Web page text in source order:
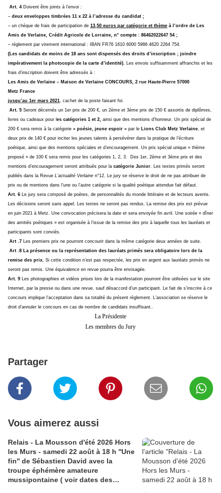
Art. 4 Doivent être joints à l’envoi :
– deux enveloppes timbrées 11 x 22 à l’adresse du candidat ;
– un chèque de frais de participation de 13,50 euros par catégorie et thème à l’ordre de Les
Amis de Verlaine, Crédit Agricole de Lorraine, n° compte : 86462022647 54 ;
– règlement par virement international : IBAN FR76 1610 6000 5986 4620 2264 754.
(Les candidats de moins de 18 ans sont dispensés des droits d’inscription ; joindre
impérativement la photocopie de la carte d’identité). Les envois suffisamment affranchis et les
frais d’inscription doivent être adressés à :
Les Amis de Verlaine – Maison de Verlaine CONCOURS, 2 rue Haute-Pierre 57000
Metz France
jusqu’au 1er mars 2021, cachet de la poste faisant foi.
Art. 5 Seront décernés un 1er prix de 200 €, un 2ème et 3ème prix de 150 € assortis de diplômes,
livres ou cadeaux pour l es catégories 1 et 2, ainsi que des mentions d’honneur. Un prix spécial de
200 € sera remis à la catégorie « poésie, jeune espoir » par le Lions Club Metz Verlaine, et
deux prix de 140 € pour inciter les jeunes talents à persévérer dans la pratique de l’écriture
poétique, ainsi que des mentions spéciales et d’encouragement. Un prix spécial unique « thème
proposé » de 100 € sera remis pour les catégories 1, 2, 3. Des 1er, 2ème et 3ème prix et des
mentions d’encouragement seront attribués pour la catégorie Junior. Les textes primés seront
publiés dans la Revue L’actualité Verlaine n°12. Le jury se réserve le droit de ne pas attribuer de
prix ou de mentions dans l’une ou l’autre catégorie si la qualité poétique attendue fait défaut.
Art. 6 Le jury sera composé de poètes, de personnalités du monde littéraire et de lecteurs avertis.
Les décisions seront sans appel. Les textes ne seront pas rendus. La remise des prix est prévue
en juin 2021 à Metz. Une convocation précisera la date et sera envoyée fin avril. Une soirée « dîner
des amitiés poétiques » est organisée à l’issue de la remise des prix à laquelle tous les lauréats et
participants sont conviés.
Art .7 Les premiers prix ne pourront concourir dans la même catégorie deux années de suite.
Art .8 La présence ou la représentation des lauréats primés sera obligatoire lors de la
remise des prix. Si cette condition n’est pas respectée, les prix en argent aux lauréats primés ne
seront pas remis. Une équivalence en revue pourra être envisagée.
Art. 9 Les photographies et vidéos prises lors de la manifestation pourront être utilisées sur le site
Internet, par la presse ou dans une revue, sauf désaccord d’un participant. Le fait de s’inscrire à ce
concours implique l’acceptation dans sa totalité du présent règlement. L’association se réserve le
droit d’annuler le concours en cas de nombre de candidats insuffisant..
La Présidente
Les membres du Jury
Partager
Vous aimerez aussi
Relais - La Mousson d'été 2026 Hors
les Murs - samedi 22 août à 18 h ''Une
fin'' de Sébastien David avec la
troupe éphémère amateure
mussipontaine ( voir dates des